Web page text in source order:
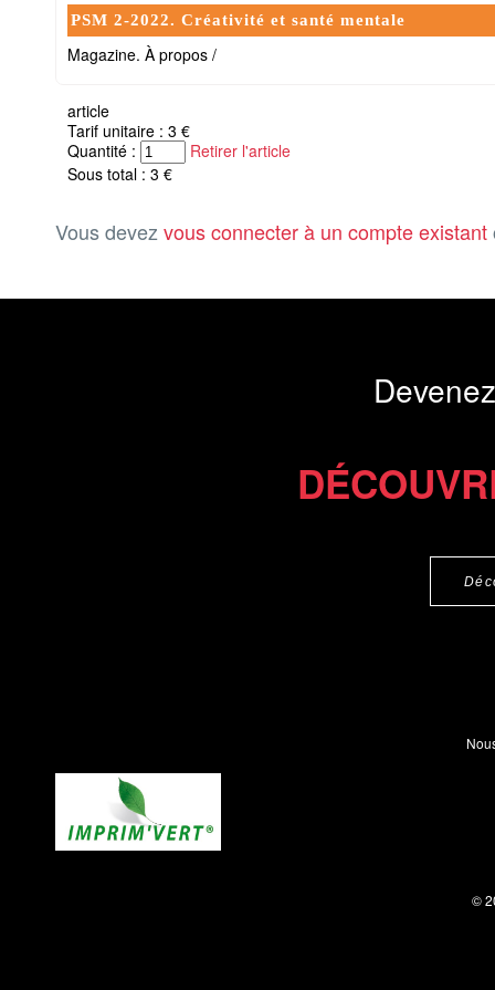
PSM 2-2022. Créativité et santé mentale
Magazine. À propos /
article
Tarif unitaire : 3 €
Quantité :
Retirer l'article
Sous total : 3 €
Vous devez vous connecter à un compte existant
©